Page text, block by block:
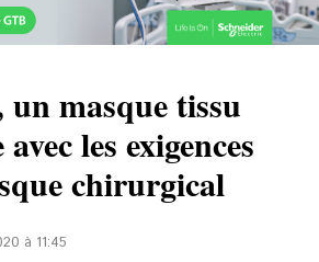
masque tissu
les exigences
chirurgical
à 11:45